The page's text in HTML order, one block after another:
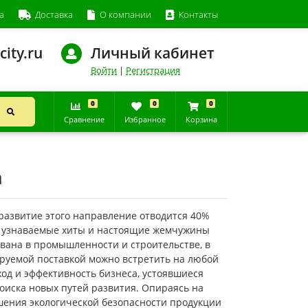
Доставка О компании Контакты
Личный кабинет
Войти | Регистрация
0
Сравнение
0
Избранное
0
Корзина
этого направление отводится 40%
хиты и настоящие жемчужины
в промышленности и строительстве, в
поставкой можно встретить на любой
и эффективность бизнеса, устоявшиеся
новых путей развития. Опираясь на
экологической безопасности продукции